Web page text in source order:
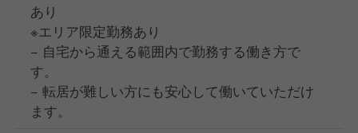
あり
※エリア限定勤務あり
− 自宅から通える範囲内で勤務する働き方で
す。
− 転居が難しい方にも安心して働いていただけ
ます。